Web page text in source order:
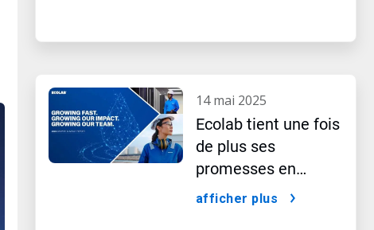
14 mai 2025
Ecolab tient une fois
de plus ses
promesses en
matière de
afficher plus